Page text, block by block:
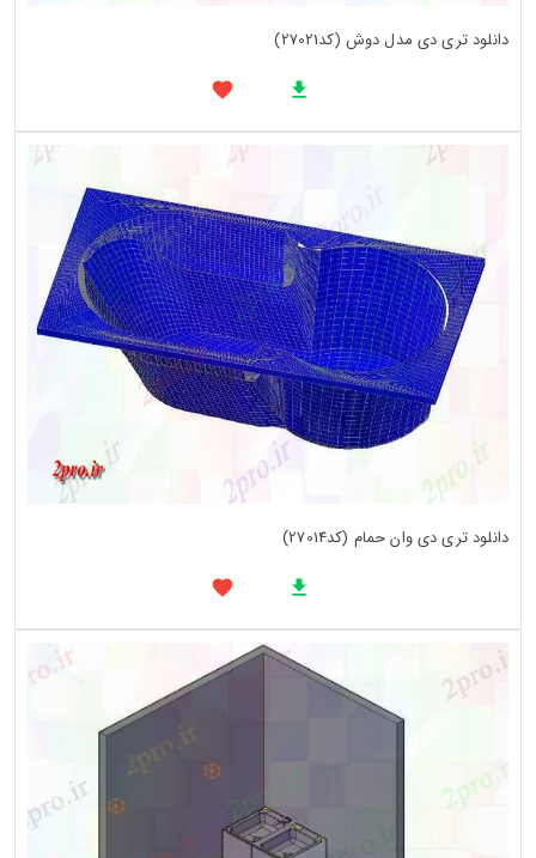
دانلود تری دی مدل دوش (کد27021)
دانلود تری دی وان حمام (کد27014)